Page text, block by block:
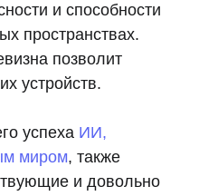
и способности
пространствах.
позволит
устройств.
успеха ИИ,
миром, также
и довольно